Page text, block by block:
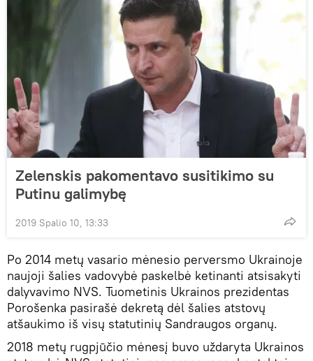
Zelenskis pakomentavo susitikimo su
Putinu galimybę
2019 Spalio 10, 13:33
Po 2014 metų vasario mėnesio perversmo Ukrainoje
naujoji šalies vadovybė paskelbė ketinanti atsisakyti
dalyvavimo NVS. Tuometinis Ukrainos prezidentas
Porošenka pasirašė dekretą dėl šalies atstovų
atšaukimo iš visų statutinių Sandraugos organų.
2018 metų rugpjūčio mėnesį buvo uždaryta Ukrainos